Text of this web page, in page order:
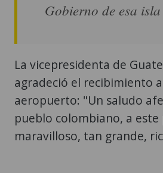
Gobierno de esa
La vicepresidenta de
agradeció el recibimiento
aeropuerto: "Un saludo
pueblo colombiano, a este
maravilloso, tan grande,